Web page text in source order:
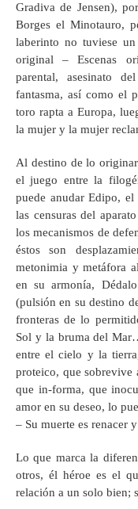
Gradiva de Jensen),
Borges el Minotauro,
laberinto no tuviese
original – Escenas
parental, asesinato
fantasma, así como el
toro rapta a Europa,
la mujer y la mujer
Al destino de lo
el juego entre la
puede anudar Edipo,
las censuras del
los mecanismos de
éstos son
metonimia y metáfora
en su armonía,
(pulsión en su destino
fronteras de lo
Sol y la bruma del
entre el cielo y la
proteico, que sobrevive
que in-forma, que
amor en su deseo, lo
– Su muerte es renacer
Lo que marca la
otros, él héroe es el
relación a un solo bien;